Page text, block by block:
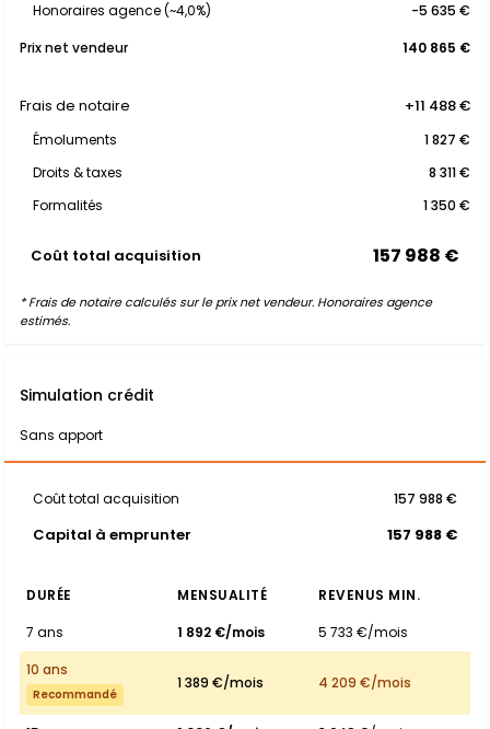
Honoraires agence (~4,0%)
-5 635 €
Prix net vendeur
140 865 €
Frais de notaire +11 488 €
Émoluments
1 827 €
Droits & taxes
8 311 €
Formalités
1 350 €
Coût total acquisition 157 988 €
* Frais de notaire calculés sur le prix net vendeur. Honoraires agence
estimés.
Simulation crédit
Sans apport
Coût total acquisition 157 988 €
Capital à emprunter 157 988 €
DURÉE MENSUALITÉ
REVENUS MIN.
7 ans
1 892 €/mois
5 733 €/mois
10 ans
Recommandé
1 389 €/mois 4 209 €/mois